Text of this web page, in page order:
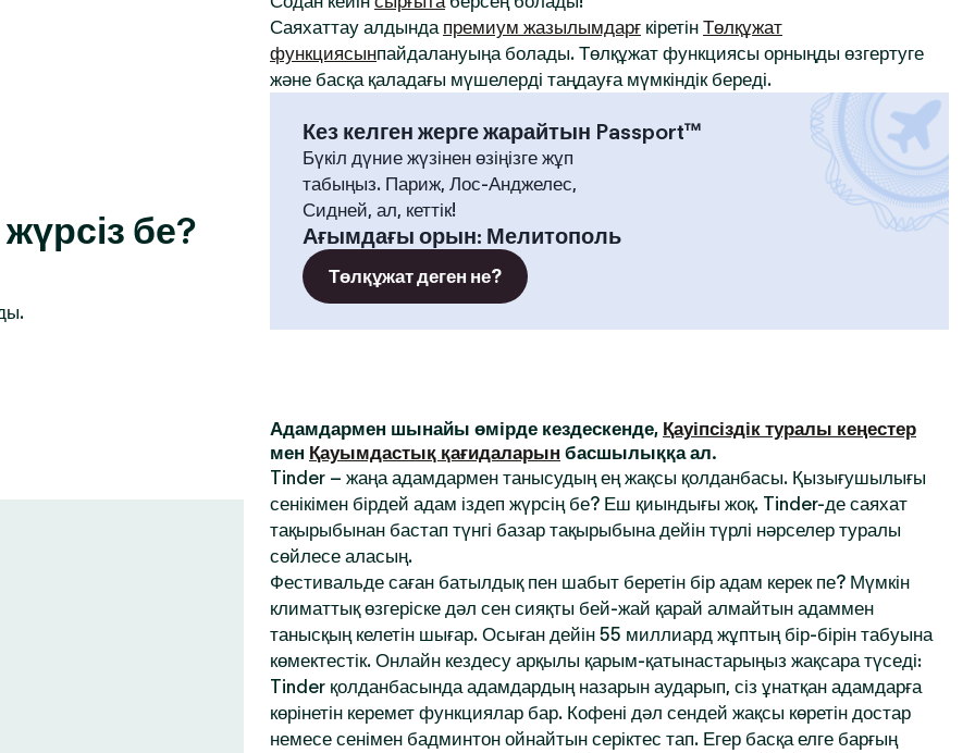
бе?
Саяхаттау алдында премиум жазылымдарғ кіретін Төлқұжат
функциясынпайдалануыңа болады. Төлқұжат функциясы орныңды өзгертуге
және басқа қаладағы мүшелерді таңдауға мүмкіндік береді.
Кез келген жерге жарайтын Passport™
Бүкіл дүние жүзінен өзіңізге жұп
табыңыз. Париж, Лос-Анджелес,
Сидней, ал, кеттік!
Ағымдағы орын: Мелитополь
Төлқұжат деген не?
Адамдармен шынайы өмірде кездескенде, Қауіпсіздік туралы кеңестер
мен Қауымдастық қағидаларын басшылыққа ал.
Tinder – жаңа адамдармен танысудың ең жақсы қолданбасы. Қызығушылығы
сенікімен бірдей адам іздеп жүрсің бе? Еш қиындығы жоқ. Tinder-де саяхат
тақырыбынан бастап түнгі базар тақырыбына дейін түрлі нәрселер туралы
сөйлесе аласың.
Фестивальде саған батылдық пен шабыт беретін бір адам керек пе? Мүмкін
климаттық өзгеріске дәл сен сияқты бей-жай қарай алмайтын адаммен
танысқың келетін шығар. Осыған дейін 55 миллиард жұптың бір-бірін табуына
көмектестік. Онлайн кездесу арқылы қарым-қатынастарыңыз жақсара түседі:
Tinder қолданбасында адамдардың назарын аударып, сіз ұнатқан адамдарға
көрінетін керемет функциялар бар. Кофені дәл сендей жақсы көретін достар
немесе сенімен бадминтон ойнайтын серіктес тап. Егер басқа елге барғың